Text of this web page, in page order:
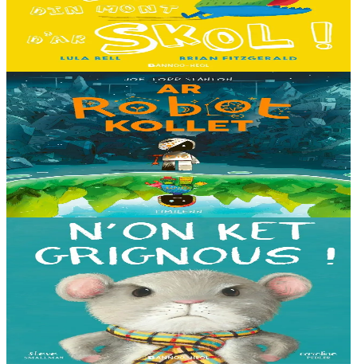
C'est le premier jour d'école des Souris et des Dinosaures. Ils n'ont
pas envie d'y aller. Mais quand les cours commencent, une très
grande surprise les attend…...
13,00 €
8 ans et plus
Timilenn
The Lost Robot
Au cœur d’une décharge, un petit robot brisé s’éveille. Il ne se
souvient plus d’où il vient ni depuis combien de temps il est là, mais
il sait qu’il n’est pas à sa place....
En stock
14,00 €
Bannoù-heol
I'm not grumpy!
À la lisière de la forêt vit une petite souris. C'est la souris la plus
grognonne et la plus hargneuse des environs, jusqu'à sa rencontre
avec un petit blaireau...
En stock13,00 €